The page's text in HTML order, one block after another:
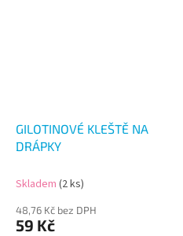
GILOTINOVÉ KLEŠTĚ NA
DRÁPKY
Skladem (2 ks)
48,76 Kč bez DPH
59 Kč